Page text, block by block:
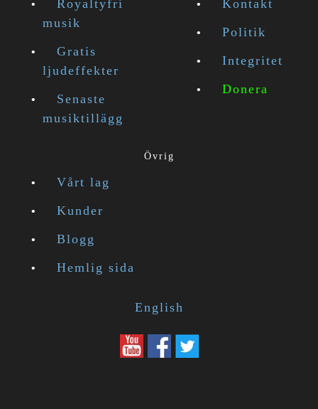
Royaltyfri
musik
Gratis
ljudeffekter
Senaste
musiktillägg
Kontakt
Politik
Integritet
Donera
Övrig
Vårt lag
Kunder
Blogg
Hemlig sida
English